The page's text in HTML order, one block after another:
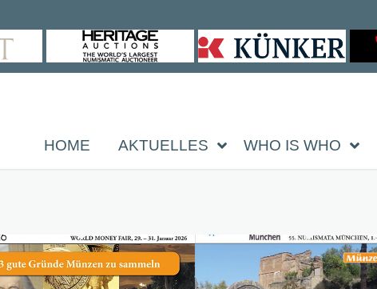
HOME AKTUELLES WHO IS WHO